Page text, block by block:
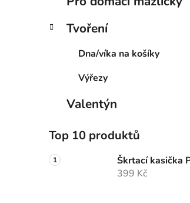
Tvoření
Dna/víka na košíky
Výřezy
Valentýn
Top 10 produktů
Škrtací kasička
399 Kč